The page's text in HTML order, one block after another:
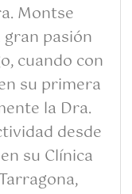
Montse
pasión
cuando con
su primera
la Dra.
desde
su Clínica